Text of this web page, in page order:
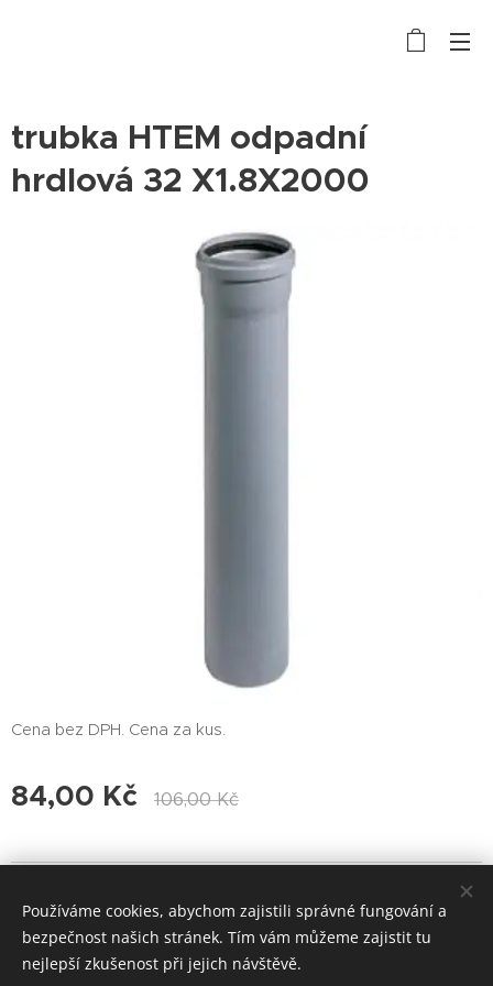
trubka HTEM odpadní
hrdlová 32 X1.8X2000
Cena bez DPH. Cena za kus.
84,00 Kč 106,00Kč
Cookies
Používáme cookies, abychom zajistili správné fungování a
bezpečnost našich stránek. Tím vám můžeme zajistit tu
nejlepší zkušenost při jejich návštěvě.